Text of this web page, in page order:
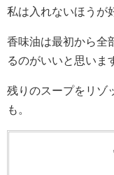
私は入れないほうが
香味油は最初から全
るのがいいと思いま
残りのスープをリゾ
も。